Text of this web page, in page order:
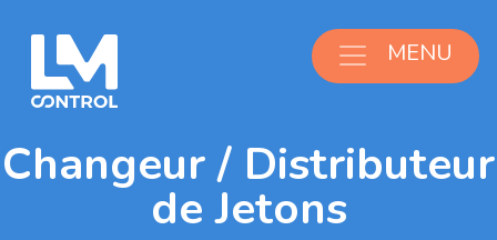
MENU
Changeur / Distributeur
de Jetons